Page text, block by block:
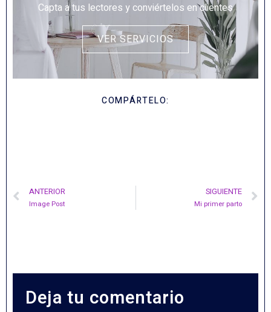
Capta a tus lectores y conviértelos en clientes
VER SERVICIOS
COMPÁRTELO:
ANTERIOR
Image Post
SIGUIENTE
Mi primer parto
Deja tu comentario